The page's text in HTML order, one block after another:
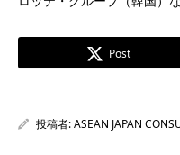
Post
投稿者:ASEAN JAPAN